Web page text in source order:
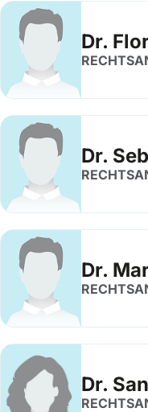
Dr.
Dr.
Dr.
Dr.